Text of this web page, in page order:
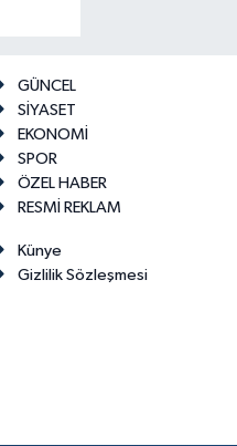
GÜNCEL
SİYASET
EKONOMİ
SPOR
ÖZEL HABER
RESMİ REKLAM
Künye
Gizlilik Sözleşmesi